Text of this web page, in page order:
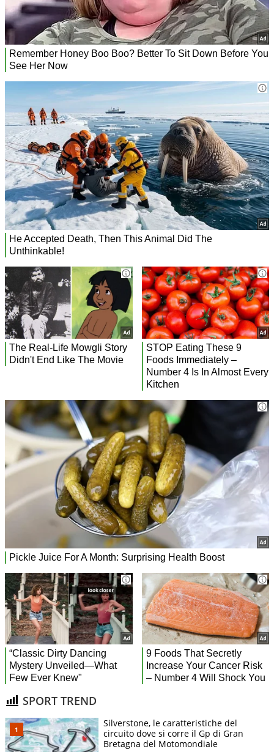
SPORT TREND
Silverstone, le caratteristiche del
circuito dove si corre il Gp di Gran
Bretagna del Motomondiale